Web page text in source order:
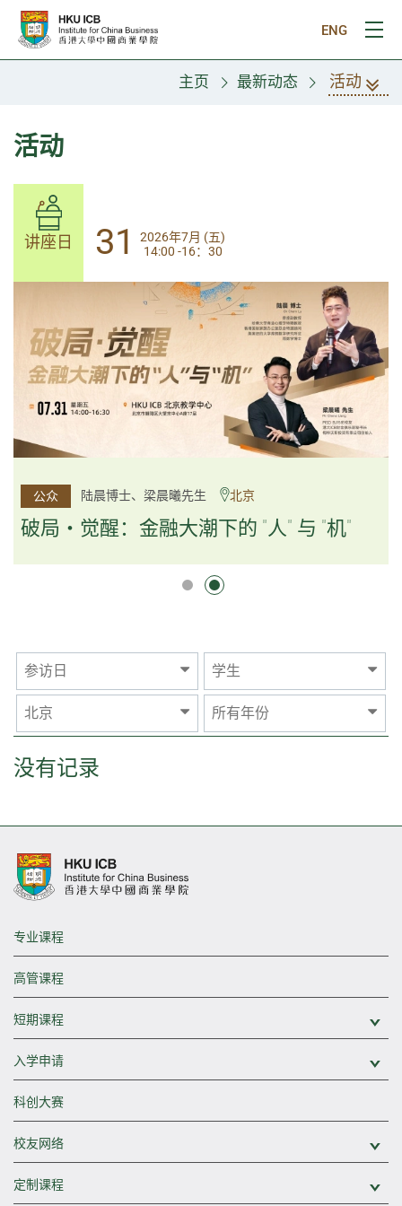
跳往主要内容
ENG
打
主页 最新动态 活动
活动
讲座日 31
2026年7月 (五)
14:00-17:30
公众 杨文斌先生、邱良弼先生 广州
逻辑×算法：重塑资产配置内核
逻辑×算法：重塑资产配置内核
讲座日 31
2026年7月 (五)
14:00 -16：30
公众 陆晨博士、梁晨曦先生 北京
破局・觉醒：金融大潮下的 "人" 与 "机"
参访日 学生
北京 所有年份
没有记录
专业课程
高管课程
短期课程
入学申请
科创大赛
校友网络
定制课程